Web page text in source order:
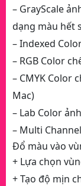
– GrayScale
dạng màu hết
– Indexed
– RGB Color
– CMYK Color
Mac)
– Lab Color
– Multi
Đổ màu vào
+ Lựa chọn
+ Tạo độ mịn